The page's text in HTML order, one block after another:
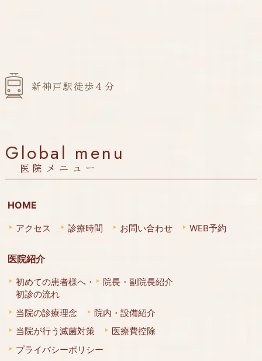
新神戸駅徒歩４分
Global menu
医院メニュー
HOME
アクセス 診療時間 お問い合わせ WEB予約
医院紹介
初めての患者様へ・
初診の流れ
院長・副院長紹介
当院の診療理念
院内・設備紹介
当院が行う滅菌対策
医療費控除
プライバシーポリシー